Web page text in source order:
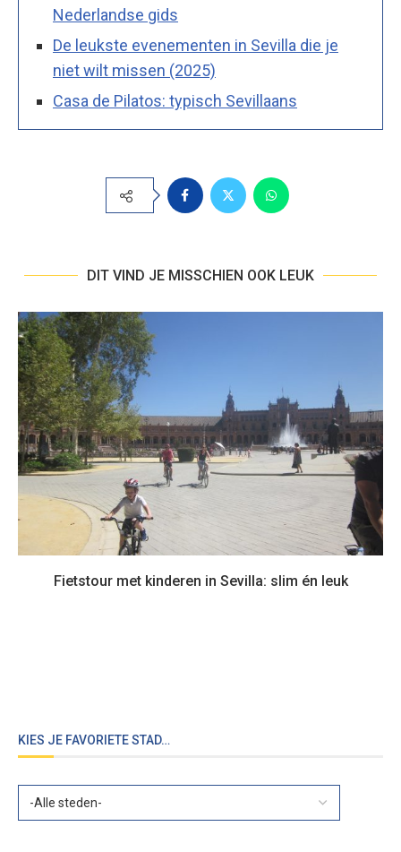
Nederlandse gids
De leukste evenementen in Sevilla die je
niet wilt missen (2025)
Casa de Pilatos: typisch Sevillaans
DIT VIND JE MISSCHIEN OOK LEUK
Fietstour met kinderen in Sevilla: slim én leuk
KIES JE FAVORIETE STAD…